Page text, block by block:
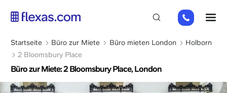
zum
+44
(0)
2045
Pfadnavigation
Startseite Büro zur Miete Büro mieten London
Holborn
2 Bloomsbury Place
Büro zur Miete: 2 Bloomsbury Place, London